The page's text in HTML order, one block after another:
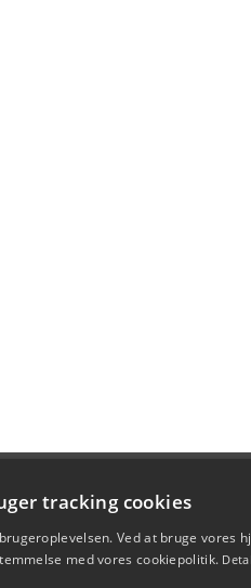
tracking cookies
Ved at bruge vores
med vores cookiepolitik.